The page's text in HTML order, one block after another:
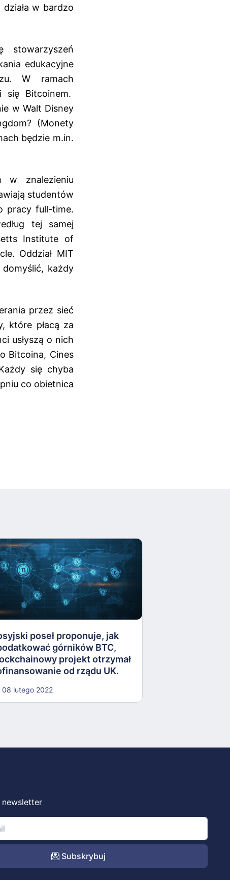
w bardzo
stowarzyszeń
edukacyjne
W ramach
się Bitcoinem.
w Walt Disney
(Monety
będzie m.in.
w znalezieniu
studentów
pracy full-time.
tej samej
Institute of
Oddział MIT
każdy
przez sieć
które płacą za
usłyszą o nich
Bitcoina, Cines
się chyba
co obietnica
poseł proponuje, jak
górników BTC,
projekt otrzymał
od rządu UK.
08 lutego 2022
newsletter
Subskrybuj